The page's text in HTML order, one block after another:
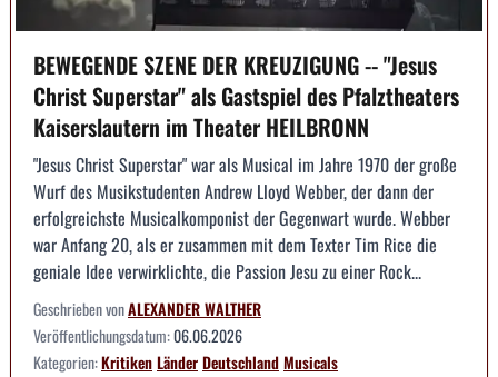
BEWEGENDE SZENE DER KREUZIGUNG -- "Jesus
Christ Superstar" als Gastspiel des Pfalztheaters
Kaiserslautern im Theater HEILBRONN
"Jesus Christ Superstar" war als Musical im Jahre 1970 der große
Wurf des Musikstudenten Andrew Lloyd Webber, der dann der
erfolgreichste Musicalkomponist der Gegenwart wurde. Webber
war Anfang 20, als er zusammen mit dem Texter Tim Rice die
geniale Idee verwirklichte, die Passion Jesu zu einer Rock...
Geschrieben vonALEXANDER WALTHER
Veröffentlichungsdatum:06.06.2026
Kategorien:KritikenLänderDeutschlandMusicals